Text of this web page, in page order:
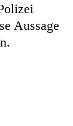
Aussage